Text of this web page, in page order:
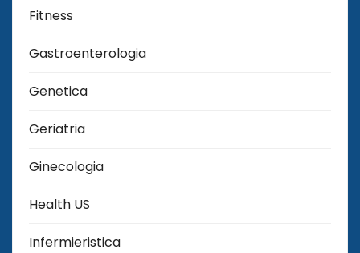
Fitness
Gastroenterologia
Genetica
Geriatria
Ginecologia
Health US
Infermieristica